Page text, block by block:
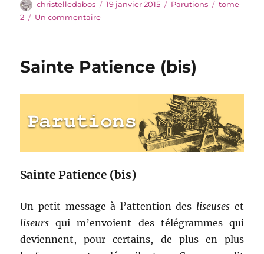
Auteur
christelledabos
Publié
19 janvier 2015 Catégories
Parutions Étiquettes
tome
2
Un commentairesur
Sainte Patience (bis)
Sainte Patience (bis)
Un petit message à l’attention des liseuseset
liseurs qui m’envoient des télégrammes qui
deviennent, pour certains, de plus en plus